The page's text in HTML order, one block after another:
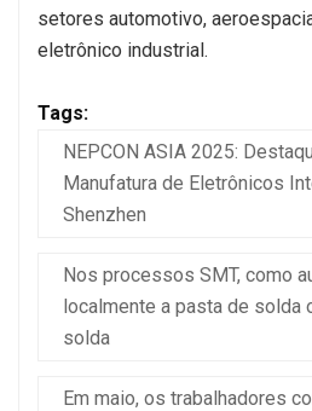
setores automotivo,
eletrônico industrial.
Tags:
NEPCON ASIA 2025:
Manufatura de Eletrônicos
Shenzhen
Nos processos SMT, como
localmente a pasta de solda
solda
Em maio, os trabalhadores